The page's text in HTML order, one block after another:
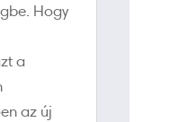
Hogy
a
az új